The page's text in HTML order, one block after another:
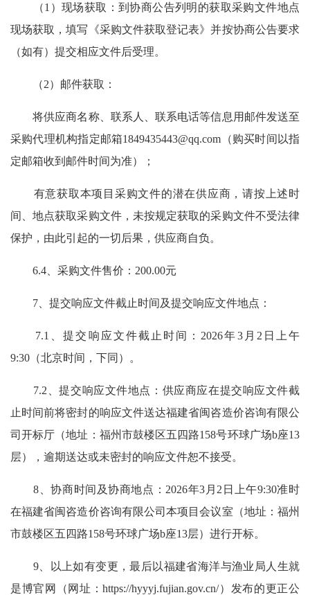
（1）现场获取：到协商公告列明的获取采购文件地点
现场获取，填写《采购文件获取登记表》并按协商公告要求
（如有）提交相应文件后受理。
（2）邮件获取：
将供应商名称、联系人、联系电话等信息用邮件发送至
采购代理机构指定邮箱1849435443@qq.com （购买时间以指
定邮箱收到邮件时间为准）；
有意获取本项目采购文件的潜在供应商，请按上述时
间、地点获取采购文件，未按规定获取的采购文件不受法律
保护，由此引起的一切后果，供应商自负。
6.4、采购文件售价：200.00元
7、提交响应文件截止时间及提交响应文件地点：
7.1、提交响应文件截止时间：2026年3月2日上午
9:30（北京时间，下同）。
7.2、提交响应文件地点：供应商应在提交响应文件截
止时间前将密封的响应文件送达福建省闽咨造价咨询有限公
司开标厅（地址：福州市鼓楼区五四路158号环球广场b座13
层），逾期送达或未密封的响应文件恕不接受。
8、协商时间及协商地点：2026年3月2日上午9:30准时
在福建省闽咨造价咨询有限公司本项目会议室（地址：福州
市鼓楼区五四路158号环球广场b座13层）进行开标。
9、以上如有变更，最后以福建省海洋与渔业局人生就
是博官网（网址：https://hyyyj.fujian.gov.cn/）发布的更正公